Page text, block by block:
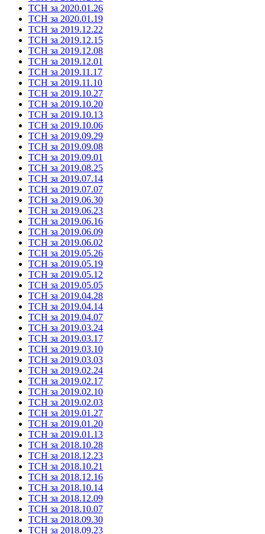
ТСН за 2020.01.26
ТСН за 2020.01.19
ТСН за 2019.12.22
ТСН за 2019.12.15
ТСН за 2019.12.08
ТСН за 2019.12.01
ТСН за 2019.11.17
ТСН за 2019.11.10
ТСН за 2019.10.27
ТСН за 2019.10.20
ТСН за 2019.10.13
ТСН за 2019.10.06
ТСН за 2019.09.29
ТСН за 2019.09.08
ТСН за 2019.09.01
ТСН за 2019.08.25
ТСН за 2019.07.14
ТСН за 2019.07.07
ТСН за 2019.06.30
ТСН за 2019.06.23
ТСН за 2019.06.16
ТСН за 2019.06.09
ТСН за 2019.06.02
ТСН за 2019.05.26
ТСН за 2019.05.19
ТСН за 2019.05.12
ТСН за 2019.05.05
ТСН за 2019.04.28
ТСН за 2019.04.14
ТСН за 2019.04.07
ТСН за 2019.03.24
ТСН за 2019.03.17
ТСН за 2019.03.10
ТСН за 2019.03.03
ТСН за 2019.02.24
ТСН за 2019.02.17
ТСН за 2019.02.10
ТСН за 2019.02.03
ТСН за 2019.01.27
ТСН за 2019.01.20
ТСН за 2019.01.13
ТСН за 2018.10.28
ТСН за 2018.12.23
ТСН за 2018.10.21
ТСН за 2018.12.16
ТСН за 2018.10.14
ТСН за 2018.12.09
ТСН за 2018.10.07
ТСН за 2018.09.30
ТСН за 2018.09.23